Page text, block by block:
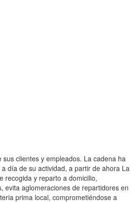
clientes y empleados. La cadena ha
día de su actividad, a partir de ahora La
recogida y reparto a domicilio,
evita aglomeraciones de repartidores en
prima local, comprometiéndose a